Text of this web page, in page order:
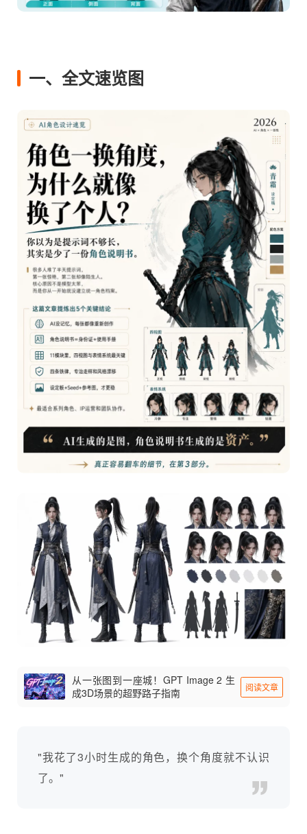
一、全文速览图
从一张图到一座城！GPT Image 2 生
成3D场景的超野路子指南
阅读文章
"我花了3小时生成的角色，换个角度就不认识
了。"